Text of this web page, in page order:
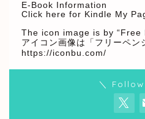
E-Book Information
Click here for Kindle My
The icon image is by “Free
アイコン画像は「フリーペン
https://iconbu.com/
＼